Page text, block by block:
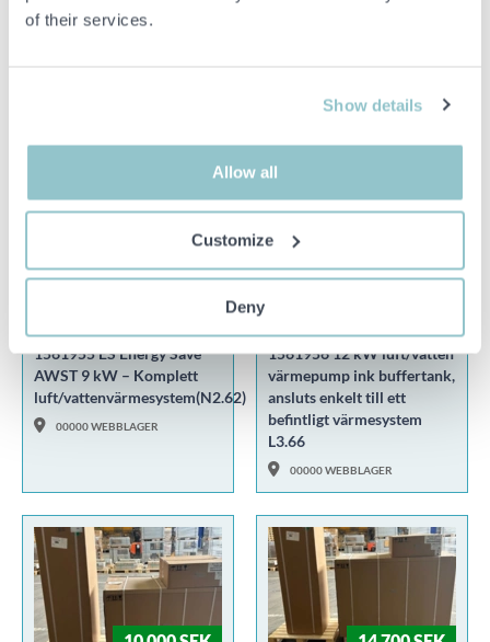
of their services.
Show details
Allow all
Customize
Deny
Manuell, 130hk -2020
Philips & Viewsonic
1561955 ES Energy Save
AWST 9 kW – Komplett
luft/vattenvärmesystem(N2.62)
00000 WEBBLAGER
1561956 12 kW luft/vatten
värmepump ink buffertank,
ansluts enkelt till ett
befintligt värmesystem
L3.66
00000 WEBBLAGER